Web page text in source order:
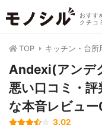
おすす
クチコ
TOP キッチン・台所
Andexi(アンデ
悪い口コミ・
な本音レビュ
3.02